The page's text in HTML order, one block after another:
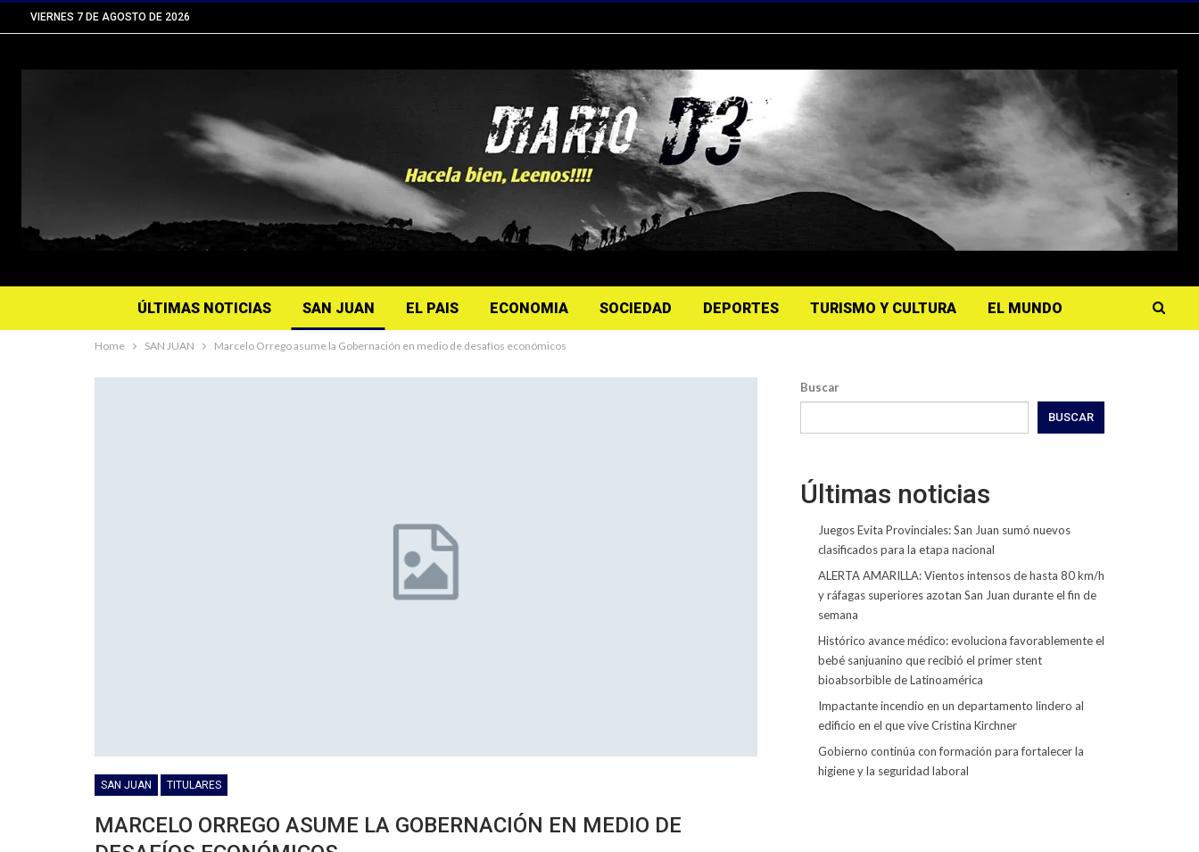
VIERNES 7 DE AGOSTO DE 2026
ÚLTIMAS NOTICIAS SAN JUAN EL PAIS ECONOMIA SOCIEDAD DEPORTES TURISMO Y CULTURA EL MUNDO
Home SAN JUAN Marcelo Orrego asume la Gobernación en medio de desafíos económicos
SAN JUAN TITULARES
MARCELO ORREGO ASUME LA GOBERNACIÓN EN MEDIO DE
Buscar
BUSCAR
Últimas noticias
Juegos Evita Provinciales: San Juan sumó nuevos
clasificados para la etapa nacional
ALERTA AMARILLA: Vientos intensos de hasta 80 km/h
y ráfagas superiores azotan San Juan durante el fin de
semana
Histórico avance médico: evoluciona favorablemente el
bebé sanjuanino que recibió el primer stent
bioabsorbible de Latinoamérica
Impactante incendio en un departamento lindero al
edificio en el que vive Cristina Kirchner
Gobierno continúa con formación para fortalecer la
higiene y la seguridad laboral